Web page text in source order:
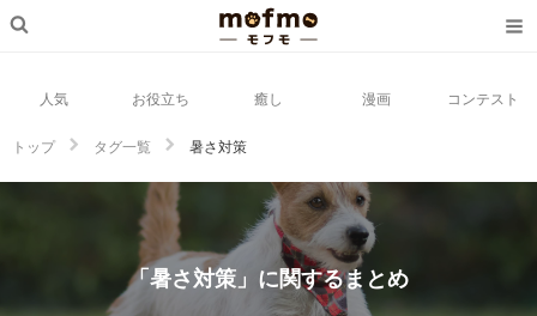
人気 お役立ち 癒し 漫画 コンテスト
トップ タグ一覧 暑さ対策
「暑さ対策」に関するまとめ